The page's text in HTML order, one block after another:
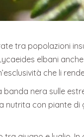
tra popolazioni
elbani
che li
nera sulle
con piante